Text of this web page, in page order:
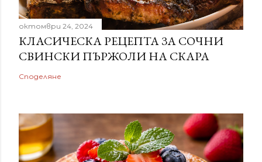
октомври 24, 2024
КЛАСИЧЕСКА РЕЦЕПТА ЗА СОЧНИ
СВИНСКИ ПЪРЖОЛИ НА СКАРА
Споделяне